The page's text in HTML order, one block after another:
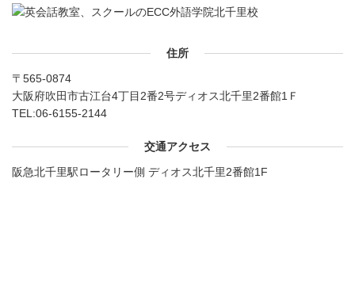
住所
〒565-0874
大阪府吹田市古江台4丁目2番2号ディオス北千里2番館1Ｆ
TEL:06-6155-2144
交通アクセス
阪急北千里駅ロータリー側 ディオス北千里2番館1F